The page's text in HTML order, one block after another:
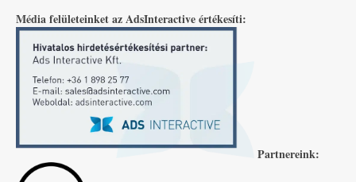
Média felületeinket az AdsInteractive értékesíti:
Partnereink: